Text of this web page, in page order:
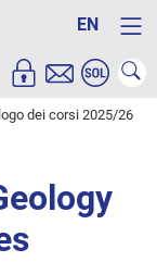
EN
dei corsi 2025/26